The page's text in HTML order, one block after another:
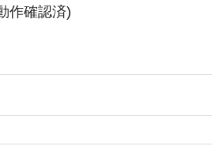
作確認済)